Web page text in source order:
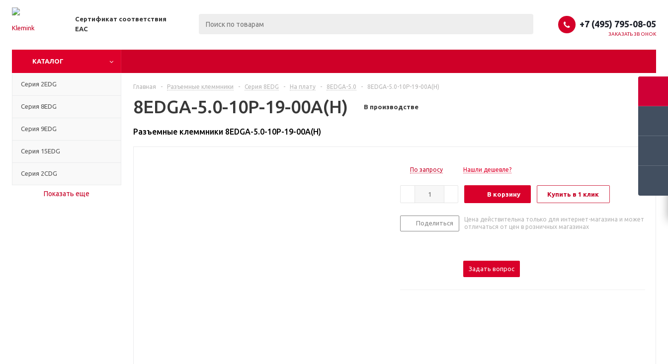
Сертификат соответствия
EAC
+7 (495) 795-08-05
ЗАКАЗАТЬ ЗВОНОК
КАТАЛОГ
Серия 2EDG
Серия 8EDG
Серия 9EDG
Серия 15EDG
Серия 2CDG
Показать еще
Главная - Разъемные клеммники - Серия 8EDG - На плату - 8EDGA-5.0 - 8EDGA-5.0-10P-19-00A(H)
8EDGA-5.0-10P-19-00A(H) В производстве
Разъемные клеммники 8EDGA-5.0-10P-19-00A(H)
По запросу Нашли дешевле?
В корзину Купить в 1 клик
Поделиться
Цена действительна только для интернет-магазина и может
отличаться от цен в розничных магазинах
Задать вопрос